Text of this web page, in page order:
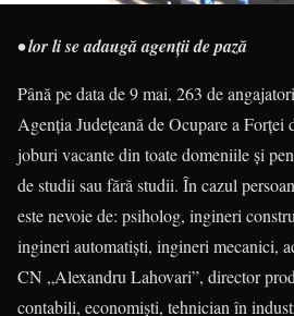
• lor li se adaugă agenții de pază
Până pe data de 9 mai, 263 de
Agenția Județeană de Ocupare a Forței
joburi vacante din toate domeniile și
de studii sau fără studii. În cazul
este nevoie de: psiholog, ingineri
ingineri automatiști, ingineri mecanici,
CN „Alexandru Lahovari”, director
contabili, economiști, tehnician în